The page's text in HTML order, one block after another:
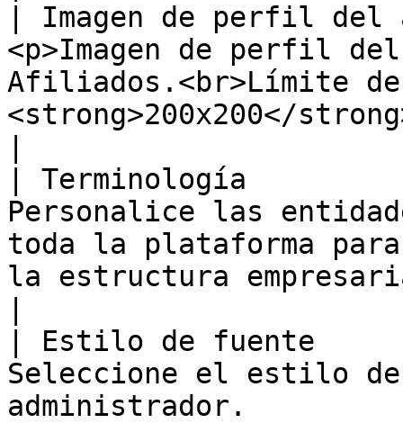
| Imagen de perfil
<p>Imagen de perfil
Afiliados.<br>Límite de
<strong>200x200</
| Terminología
Personalice las
toda la plataforma
la estructura
| Estilo de
Seleccione el estilo
administrador.